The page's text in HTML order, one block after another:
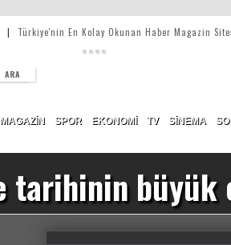
| Türkiye'nin En Kolay Okunan Haber Magazin
ARA
MAGAZİN SPOR EKONOMİ TV SİNEMA
büyük